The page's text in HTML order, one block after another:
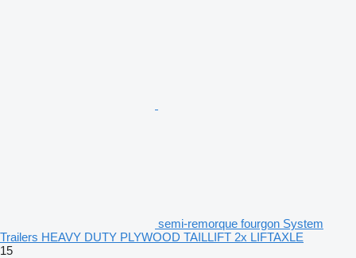
semi-remorque fourgon System
Trailers HEAVY DUTY PLYWOOD TAILLIFT 2x LIFTAXLE
15